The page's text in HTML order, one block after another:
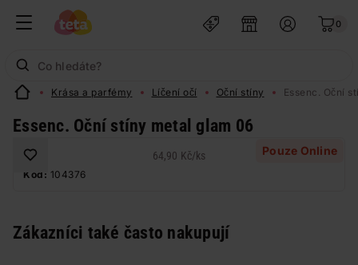
0
Krása a parfémy Líčení očí Oční stíny Essenc. Oční
Essenc. Oční stíny metal glam 06
Pouze Online
64,90 Kč/ks
Kód: 104376
Zákazníci také často nakupují